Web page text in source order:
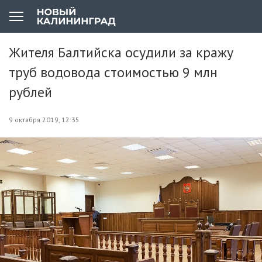
Жителя Балтийска осудили за кражу
труб водовода стоимостью 9 млн
рублей
9 октября 2019, 12:35